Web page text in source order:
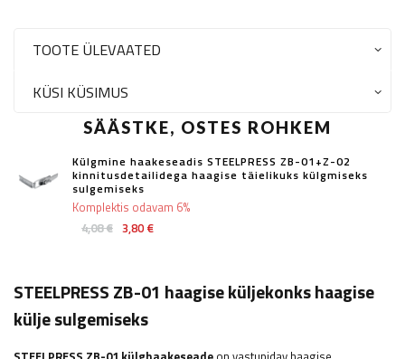
TOOTE ÜLEVAATED
KÜSI KÜSIMUS
SÄÄSTKE, OSTES ROHKEM
Külgmine haakeseadis STEELPRESS ZB-01+Z-02
kinnitusdetailidega haagise täielikuks külgmiseks
sulgemiseks
4,08 € 3,80 €
Komplektis odavam 6%
STEELPRESS ZB-01 haagise küljekonks haagise
külje sulgemiseks